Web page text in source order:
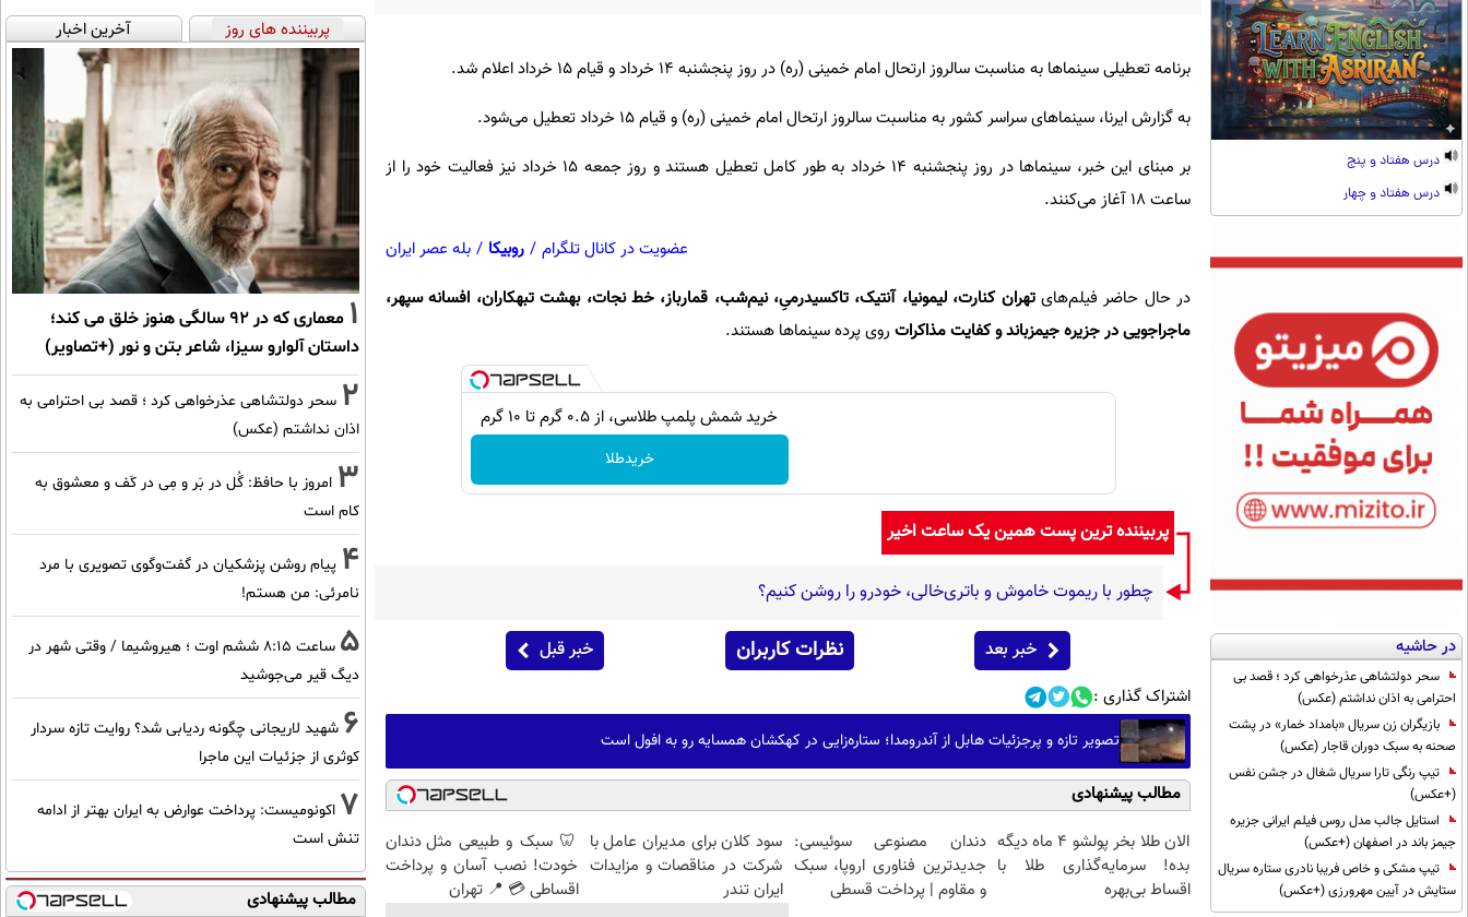
درس هفتاد و پنج
درس هفتاد و چهار
در حاشیه
سحر دولتشاهی عذرخواهی کرد ؛ قصد بی
احترامی به اذان نداشتم (عکس)
بازیگران زن سریال «بامداد خمار» در پشت
صحنه به سبک دوران قاجار (عکس)
تیپ رنگی تارا سریال شغال در جشن نفس
(+عکس)
استایل جالب مدل روس فیلم ایرانی جزیره
جیمز باند در اصفهان (+عکس)
تیپ مشکی و خاص فریبا نادری ستاره سریال
ستایش در آیین مهرورزی (+عکس)
برنامه تعطیلی سینماها به مناسبت سالروز ارتحال امام خمینی (ره) در روز پنجشنبه ۱۴ خرداد و قیام ۱۵ خرداد اعلام شد.
به گزارش ایرنا، سینماهای سراسر کشور به مناسبت سالروز ارتحال امام خمینی (ره) و قیام ۱۵ خرداد تعطیل می‌شود.
بر مبنای این خبر، سینماها در روز پنجشنبه ۱۴ خرداد به طور کامل تعطیل هستند و روز جمعه ۱۵ خرداد نیز فعالیت خود را از
ساعت ۱۸ آغاز می‌کنند.
عضویت در کانال تلگرام / روبیکا / بله عصر ایران
در حال حاضر فیلم‌هایتهران کنارت، لیمونیا، آنتیک، تاکسیدرمیِ، نیم‌شب، قمارباز، خط نجات،‌ بهشت تبهکاران،‌ افسانه سپهر،
ماجراجویی در جزیره جیمزباند و کفایت مذاکرات روی پرده سینماها هستند.
خرید شمش پلمپ طلاسی، از ۰.۵ گرم تا ۱۰ گرم
خریدطلا
پربیننده ترین پست همین یک ساعت اخیر
چطور با ریموت خاموش و باتری‌خالی، خودرو را روشن کنیم؟
خبر بعد نظرات کاربران خبر قبل
اشتراک گذاری :
تصویر تازه و پرجزئیات هابل از آندرومدا؛ ستاره‌زایی در کهکشان همسایه رو به افول است
مطالب پیشنهادی
الان طلا بخر پولشو 4 ماه دیگه
بده! سرمایه‌گذاری طلا با
اقساط بی‌بهره
دندان مصنوعی سوئیسی:
جدیدترین فناوری اروپا، سبک
و مقاوم | پرداخت قسطی
سود کلان برای مدیران عامل با
شرکت در مناقصات و مزایدات
ایران تندر
🦷 سبک و طبیعی مثل دندان
خودت! نصب آسان و پرداخت
اقساطی 💳 📍 تهران
پربیننده های روز آخرین اخبار
1
معماری که در 92 سالگی هنوز خلق می کند؛
داستان آلوارو سیزا، شاعر بتن و نور (+تصاویر)
2 سحر دولتشاهی عذرخواهی کرد ؛ قصد بی احترامی به
اذان نداشتم (عکس)
3 امروز با حافظ: گُل در بَر و مِی در کَف و معشوق به
کام است
4 پیام روشن پزشکیان در گفت‌و‌گوی تصویری با مرد
نامرئی: من هستم!
5
ساعت ۸:۱۵ ششم اوت ؛ هیروشیما / وقتی شهر در
دیگ قیر می‌جوشید
6 شهید لاریجانی چگونه ردیابی شد؟ روایت تازه سردار
کوثری از جزئیات این ماجرا
7 اکونومیست: پرداخت عوارض به ایران بهتر از ادامه
تنش است
مطالب پیشنهادی